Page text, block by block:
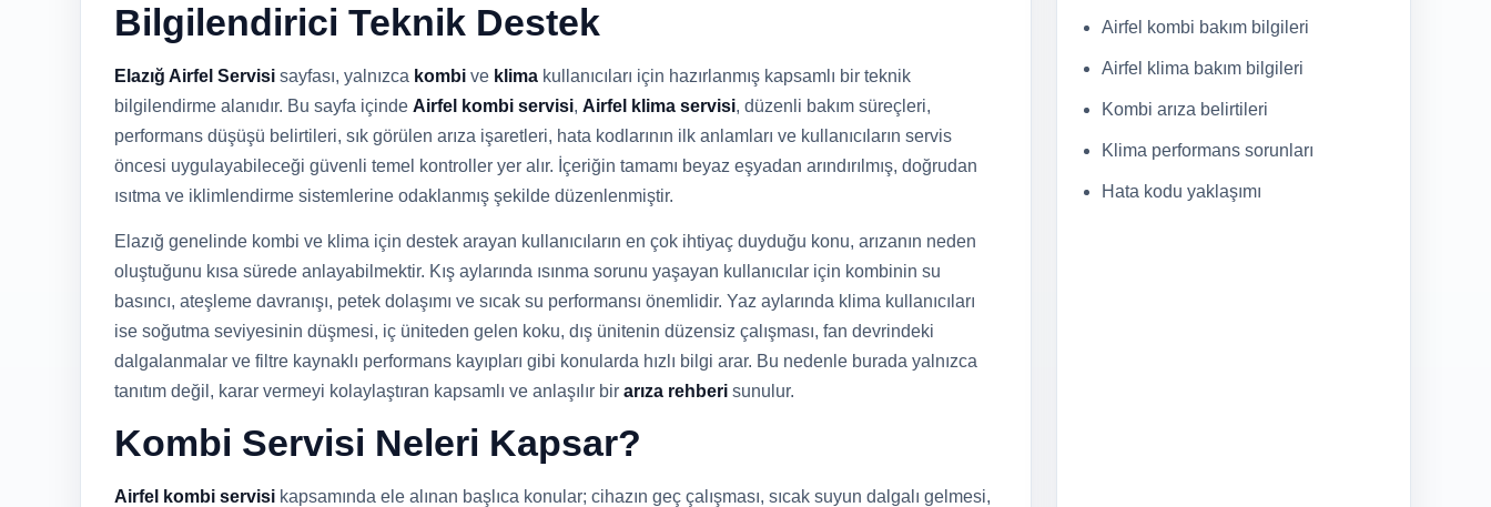
Bilgilendirici Teknik Destek
Elazığ Airfel Servisi sayfası, yalnızca kombi ve klima kullanıcıları için hazırlanmış kapsamlı bir teknik
bilgilendirme alanıdır. Bu sayfa içinde Airfel kombi servisi, Airfel klima servisi, düzenli bakım süreçleri,
performans düşüşü belirtileri, sık görülen arıza işaretleri, hata kodlarının ilk anlamları ve kullanıcıların servis
öncesi uygulayabileceği güvenli temel kontroller yer alır. İçeriğin tamamı beyaz eşyadan arındırılmış, doğrudan
ısıtma ve iklimlendirme sistemlerine odaklanmış şekilde düzenlenmiştir.
Elazığ genelinde kombi ve klima için destek arayan kullanıcıların en çok ihtiyaç duyduğu konu, arızanın neden
oluştuğunu kısa sürede anlayabilmektir. Kış aylarında ısınma sorunu yaşayan kullanıcılar için kombinin su
basıncı, ateşleme davranışı, petek dolaşımı ve sıcak su performansı önemlidir. Yaz aylarında klima kullanıcıları
ise soğutma seviyesinin düşmesi, iç üniteden gelen koku, dış ünitenin düzensiz çalışması, fan devrindeki
dalgalanmalar ve filtre kaynaklı performans kayıpları gibi konularda hızlı bilgi arar. Bu nedenle burada yalnızca
tanıtım değil, karar vermeyi kolaylaştıran kapsamlı ve anlaşılır bir arıza rehberi sunulur.
Kombi Servisi Neleri Kapsar?
Airfel kombi servisi kapsamında ele alınan başlıca konular; cihazın geç çalışması, sıcak suyun dalgalı gelmesi,
Airfel kombi bakım bilgileri
Airfel klima bakım bilgileri
Kombi arıza belirtileri
Klima performans sorunları
Hata kodu yaklaşımı